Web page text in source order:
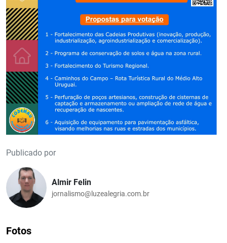
Publicado por
Almir Felin
jornalismo@luzealegria.com.br
Fotos